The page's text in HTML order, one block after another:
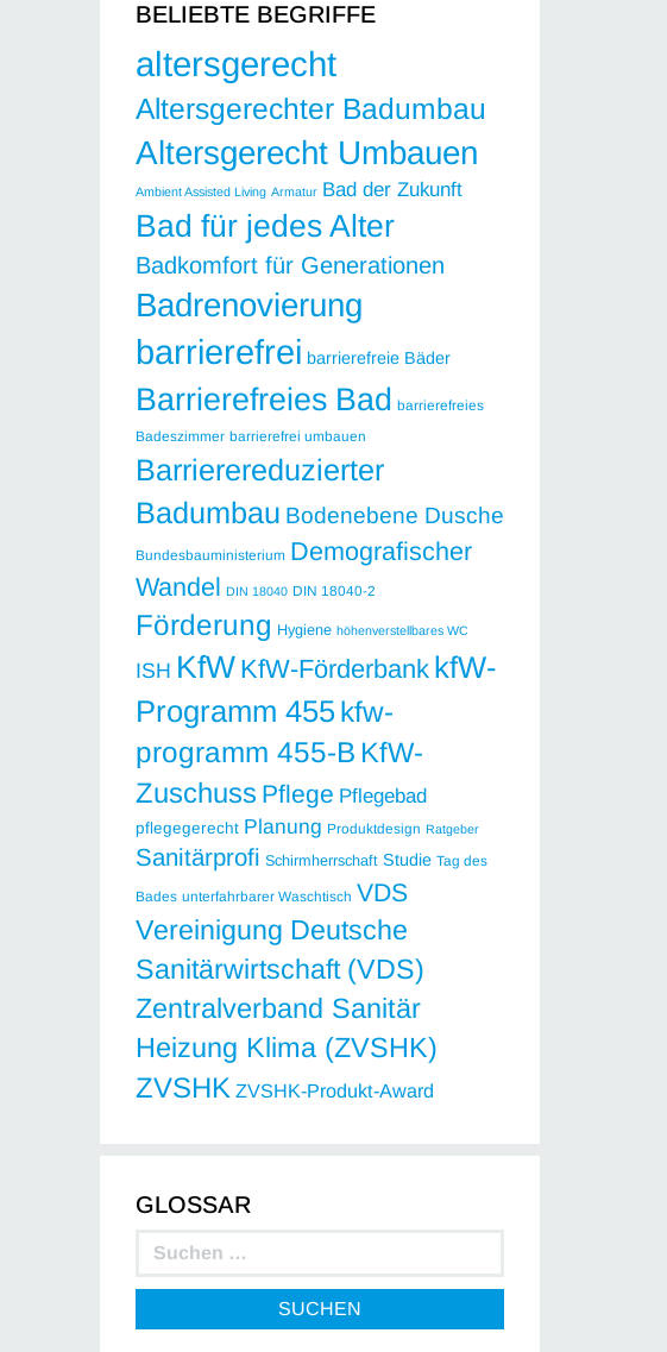
BELIEBTE BEGRIFFE
altersgerecht
Altersgerechter Badumbau
Altersgerecht Umbauen
Ambient Assisted Living Armatur Bad der Zukunft
Bad für jedes Alter
Badkomfort für Generationen
Badrenovierung
barrierefrei barrierefreie Bäder
Barrierefreies Bad barrierefreies
Badeszimmer barrierefrei umbauen
Barrierereduzierter
Badumbau Bodenebene Dusche
Bundesbauministerium Demografischer
Wandel DIN 18040 DIN 18040-2
Förderung Hygiene höhenverstellbares WC
ISH KfW KfW-Förderbank kfW-
Programm 455kfw-
programm 455-B KfW-
Zuschuss Pflege Pflegebad
pflegegerecht Planung Produktdesign Ratgeber
Sanitärprofi Schirmherrschaft Studie Tag des
Bades unterfahrbarer Waschtisch VDS
Vereinigung Deutsche
Sanitärwirtschaft (VDS)
Zentralverband Sanitär
Heizung Klima (ZVSHK)
ZVSHK ZVSHK-Produkt-Award
GLOSSAR
SUCHEN